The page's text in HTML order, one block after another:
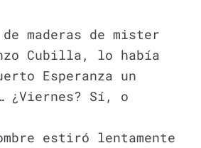
maderas de mister
Cubilla, lo había
Esperanza un
¿Viernes? Sí, o
estiró lentamente